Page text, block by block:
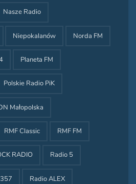
Nasze Radio
Niepokalanów Norda FM
Planeta FM
Polskie Radio PiK
Małopolska
RMF Classic RMF FM
RADIO Radio 5
Radio ALEX